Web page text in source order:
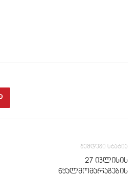
შემდეგი სტატია
27 ივლისის
წყალმომარაგების